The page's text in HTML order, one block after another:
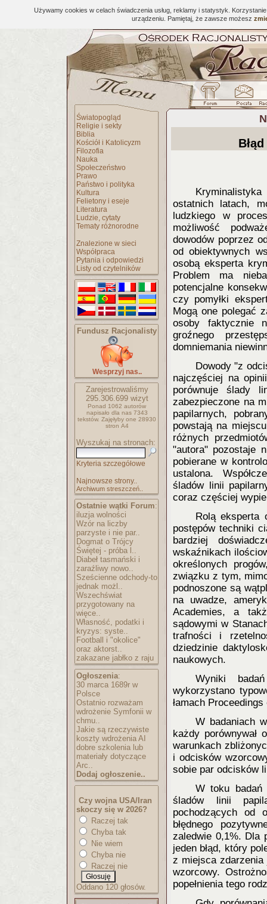
Używamy cookies w celach świadczenia usług, reklamy i statystyk.
urządzeniu. Pamiętaj, że zawsze możesz
Światopogląd
Religie i sekty
Biblia
Kościół i Katolicyzm
Filozofia
Nauka
Społeczeństwo
Prawo
Państwo i polityka
Kultura
Felietony i eseje
Literatura
Ludzie, cytaty
Tematy różnorodne
Znalezione w sieci
Współpraca
Pytania i odpowiedzi
Listy od czytelników
Fundusz Racjonalisty
Wesprzyj nas..
Zarejestrowaliśmy
295.306.699wizyt
Ponad 1062 autorów
napisało dla nas 7343
tekstów. Zajęłyby one 28930
stron A4
Wyszukaj na stronach:
Kryteria szczegółowe
Najnowsze strony..
Archiwum streszczeń..
Ostatnie wątki Forum:
iluzja wolności
Wzór na liczby
parzyste i nie par..
Dogmat o Trójcy
Świętej - próba l..
Diabeł tasmański i
zaraźliwy nowo..
Sześcienne odchody-to
jednak możl..
Wszechświat
przygotowany na
więce..
Własność, podatki i
kryzys: syste..
Football i "okolice"
oraz aktorst..
zakazane jabłko z raju
Ogłoszenia:
30 marca 1689r w
Polsce
Ostatnio rozważam
wdrożenie Symfonii w
chmu..
Jakie są rzeczywiste
koszty wdrożenia AI
dobre szkolenia lub
materiały dotyczące
Arc..
Dodaj ogłoszenie..
Czy wojna USA/Iran
skoczy się w 2026?
Raczej tak
Chyba tak
Nie wiem
Chyba nie
Raczej nie
Oddano 120 głosów.
ostatnich latach,
ludzkiego w
możliwość
dowodów poprzez
od obiektywnych
osobą eksperta
Problem ma
potencjalne
czy pomyłki
Mogą one polegać
osoby faktycznie
groźnego
domniemania
Dowody "z
najczęściej na
porównuje ślady
zabezpieczone na
papilarnych,
powstają na
różnych
"autora" pozostaje
pobierane w
ustalona.
śladów linii
coraz częściej
Rolą eksperta
postępów techniki
bardziej
wskaźnikach
określonych
związku z tym,
podnoszone są
na uwadze,
Academies, a
sądowymi w
trafności i
dziedzinie
naukowych.
Wyniki
wykorzystano
łamach
W badaniach
każdy porównywał
warunkach
i odcisków
sobie par odcisków
W toku badań
śladów linii
pochodzących od
błędnego
zaledwie 0,1%. Dla
jeden błąd, który
z miejsca zdarzenia
wzorcowy.
popełnienia tego